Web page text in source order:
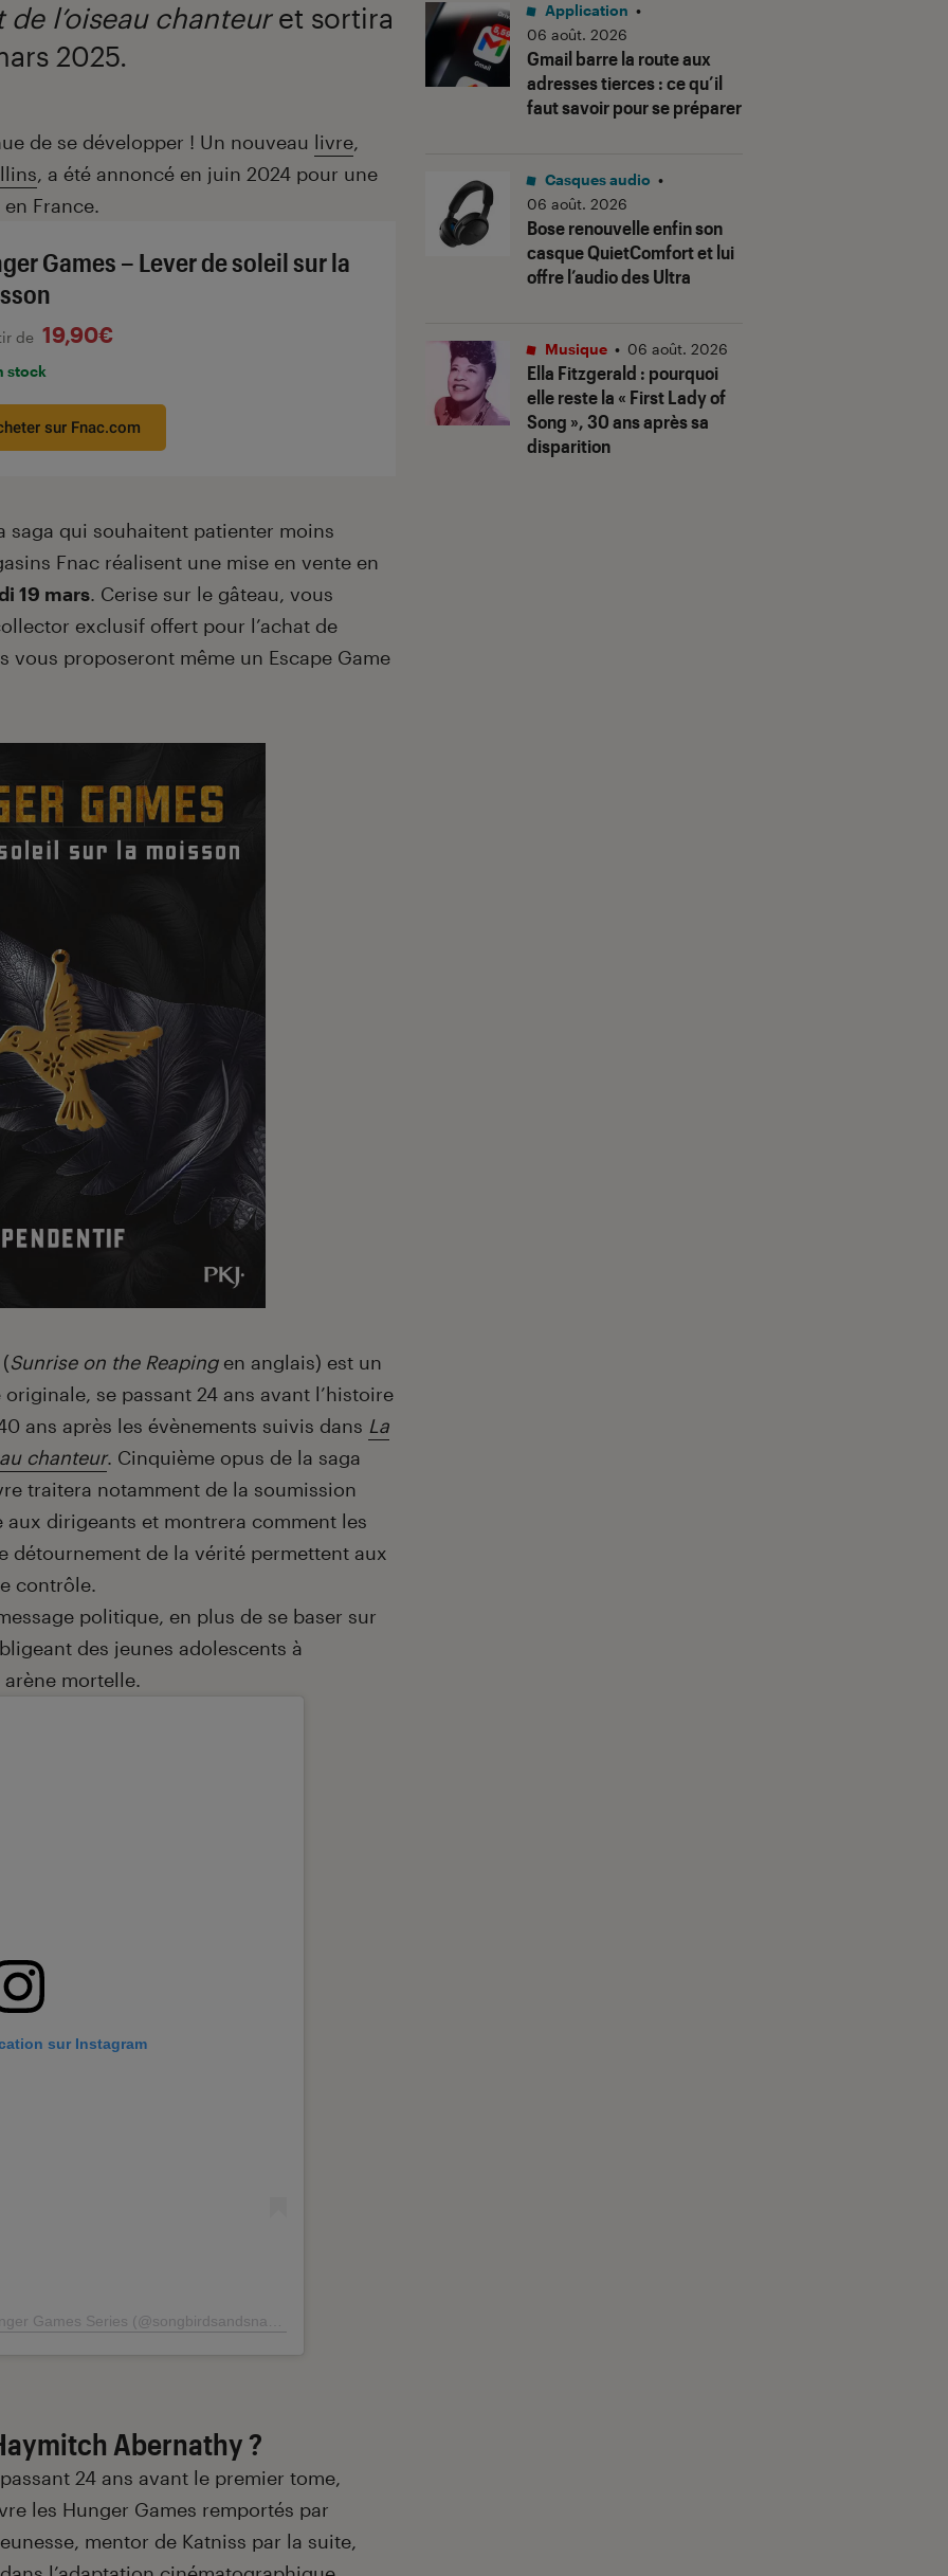
l’oiseau chanteuret sortira
2025.
de se développer ! Un nouveau livre,
, a été annoncé en juin 2024 pour une
France.
Games – Lever de soleil sur la
de 19,90€
stock
sur Fnac.com
saga qui souhaitent patienter moins
Fnac réalisent une mise en vente en
19 mars. Cerise sur le gâteau, vous
exclusif offert pour l’achat de
vous proposeront même un Escape Game
Sunrise on the Reapingen anglais) est un
se passant 24 ans avant l’histoire
ans après les évènements suivis dans La
chanteur. Cinquième opus de la saga
traitera notamment de la soumission
dirigeants et montrera comment les
détournement de la vérité permettent aux
contrôle.
politique, en plus de se baser sur
des jeunes adolescents à
arène mortelle.
sur Instagram
Games Series (@songbirdsandsnakes)
Abernathy ?
24 ans avant le premier tome,
les Hunger Games remportés par
mentor de Katniss par la suite,
Gmail barre la route aux
adresses tierces : ce qu’il
faut savoir pour se préparer
Application •
06 août. 2026
Bose renouvelle enfin son
casque QuietComfort et lui
offre l’audio des Ultra
Casques audio •
06 août. 2026
Ella Fitzgerald : pourquoi
elle reste la « First Lady of
Song », 30 ans après sa
disparition
Musique • 06 août. 2026